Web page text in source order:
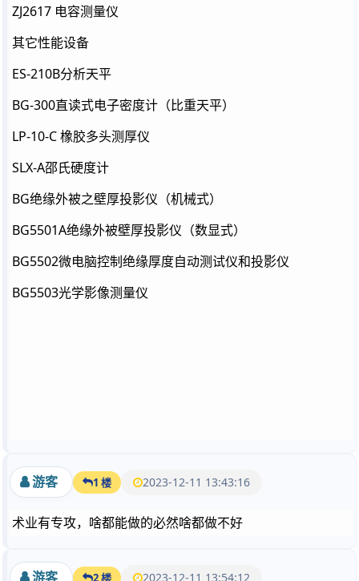
ZJ2617 电容测量仪
其它性能设备
ES-210B分析天平
BG-300直读式电子密度计（比重天平）
LP-10-C 橡胶多头测厚仪
SLX-A邵氏硬度计
BG绝缘外被之壁厚投影仪（机械式）
BG5501A绝缘外被壁厚投影仪（数显式）
BG5502微电脑控制绝缘厚度自动测试仪和投影仪
BG5503光学影像测量仪
游客 1 楼 2023-12-11 13:43:16
术业有专攻，啥都能做的必然啥都做不好
游客 2 楼 2023-12-11 13:54:12